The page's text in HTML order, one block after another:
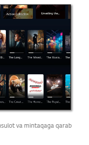
va mintaqaga qarab